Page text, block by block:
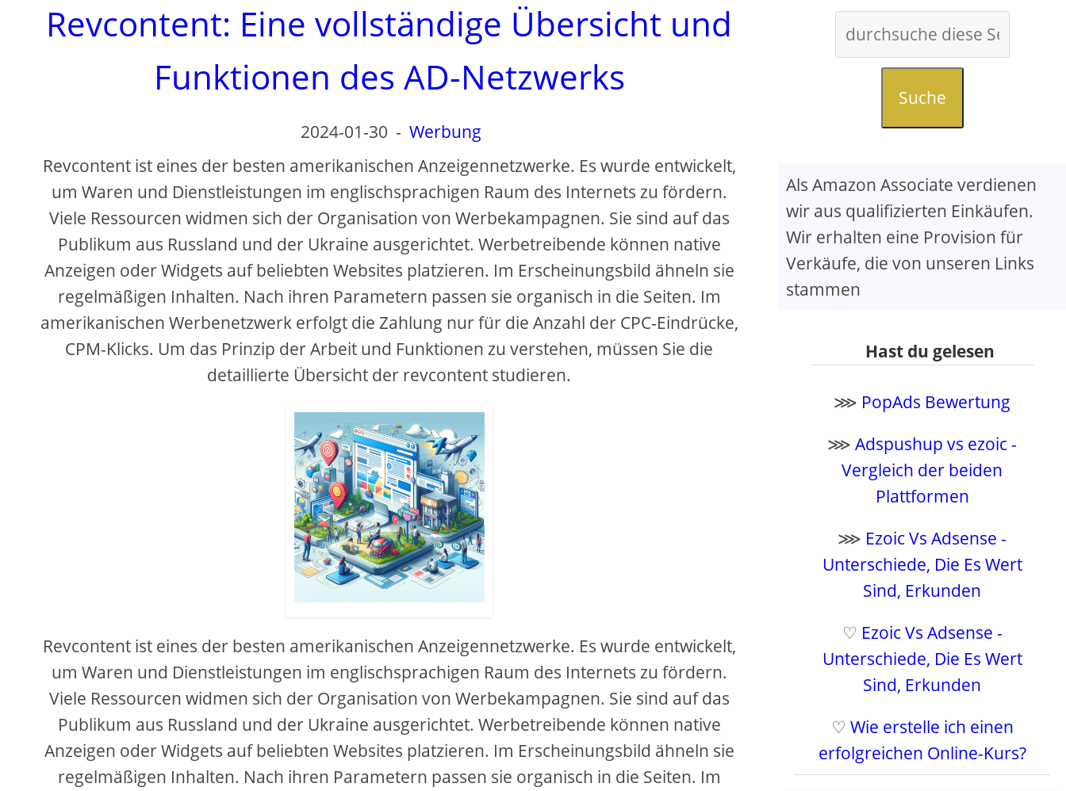
Revcontent: Eine vollständige Übersicht und
Funktionen des AD-Netzwerks
2024-01-30 -Werbung
Revcontent ist eines der besten amerikanischen Anzeigennetzwerke. Es wurde entwickelt,
um Waren und Dienstleistungen im englischsprachigen Raum des Internets zu fördern.
Viele Ressourcen widmen sich der Organisation von Werbekampagnen. Sie sind auf das
Publikum aus Russland und der Ukraine ausgerichtet. Werbetreibende können native
Anzeigen oder Widgets auf beliebten Websites platzieren. Im Erscheinungsbild ähneln sie
regelmäßigen Inhalten. Nach ihren Parametern passen sie organisch in die Seiten. Im
amerikanischen Werbenetzwerk erfolgt die Zahlung nur für die Anzahl der CPC-Eindrücke,
CPM-Klicks. Um das Prinzip der Arbeit und Funktionen zu verstehen, müssen Sie die
detaillierte Übersicht der revcontent studieren.
Revcontent ist eines der besten amerikanischen Anzeigennetzwerke. Es wurde entwickelt,
um Waren und Dienstleistungen im englischsprachigen Raum des Internets zu fördern.
Viele Ressourcen widmen sich der Organisation von Werbekampagnen. Sie sind auf das
Publikum aus Russland und der Ukraine ausgerichtet. Werbetreibende können native
Anzeigen oder Widgets auf beliebten Websites platzieren. Im Erscheinungsbild ähneln sie
regelmäßigen Inhalten. Nach ihren Parametern passen sie organisch in die Seiten. Im
Suche
Als Amazon Associate verdienen
wir aus qualifizierten Einkäufen.
Wir erhalten eine Provision für
Verkäufe, die von unseren Links
stammen
Hast du gelesen
⋙ PopAds Bewertung
⋙Adspushup vs ezoic -
Vergleich der beiden
Plattformen
⋙ Ezoic Vs Adsense -
Unterschiede, Die Es Wert
Sind, Erkunden
♡ Ezoic Vs Adsense -
Unterschiede, Die Es Wert
Sind, Erkunden
♡ Wie erstelle ich einen
erfolgreichen Online-Kurs?